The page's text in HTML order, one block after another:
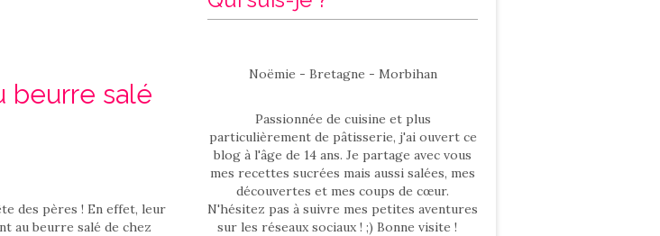
beurre salé
des pères ! En effet, leur
au beurre salé de chez
Noëmie - Bretagne - Morbihan
Passionnée de cuisine et plus
particulièrement de pâtisserie, j'ai ouvert ce
blog à l'âge de 14 ans. Je partage avec vous
mes recettes sucrées mais aussi salées, mes
découvertes et mes coups de cœur.
N'hésitez pas à suivre mes petites aventures
sur les réseaux sociaux ! ;) Bonne visite !